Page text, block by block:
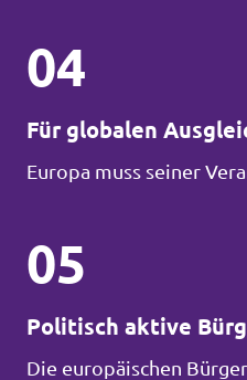
04
Für globalen
Europa muss seiner
05
Politisch aktive
Die europäischen